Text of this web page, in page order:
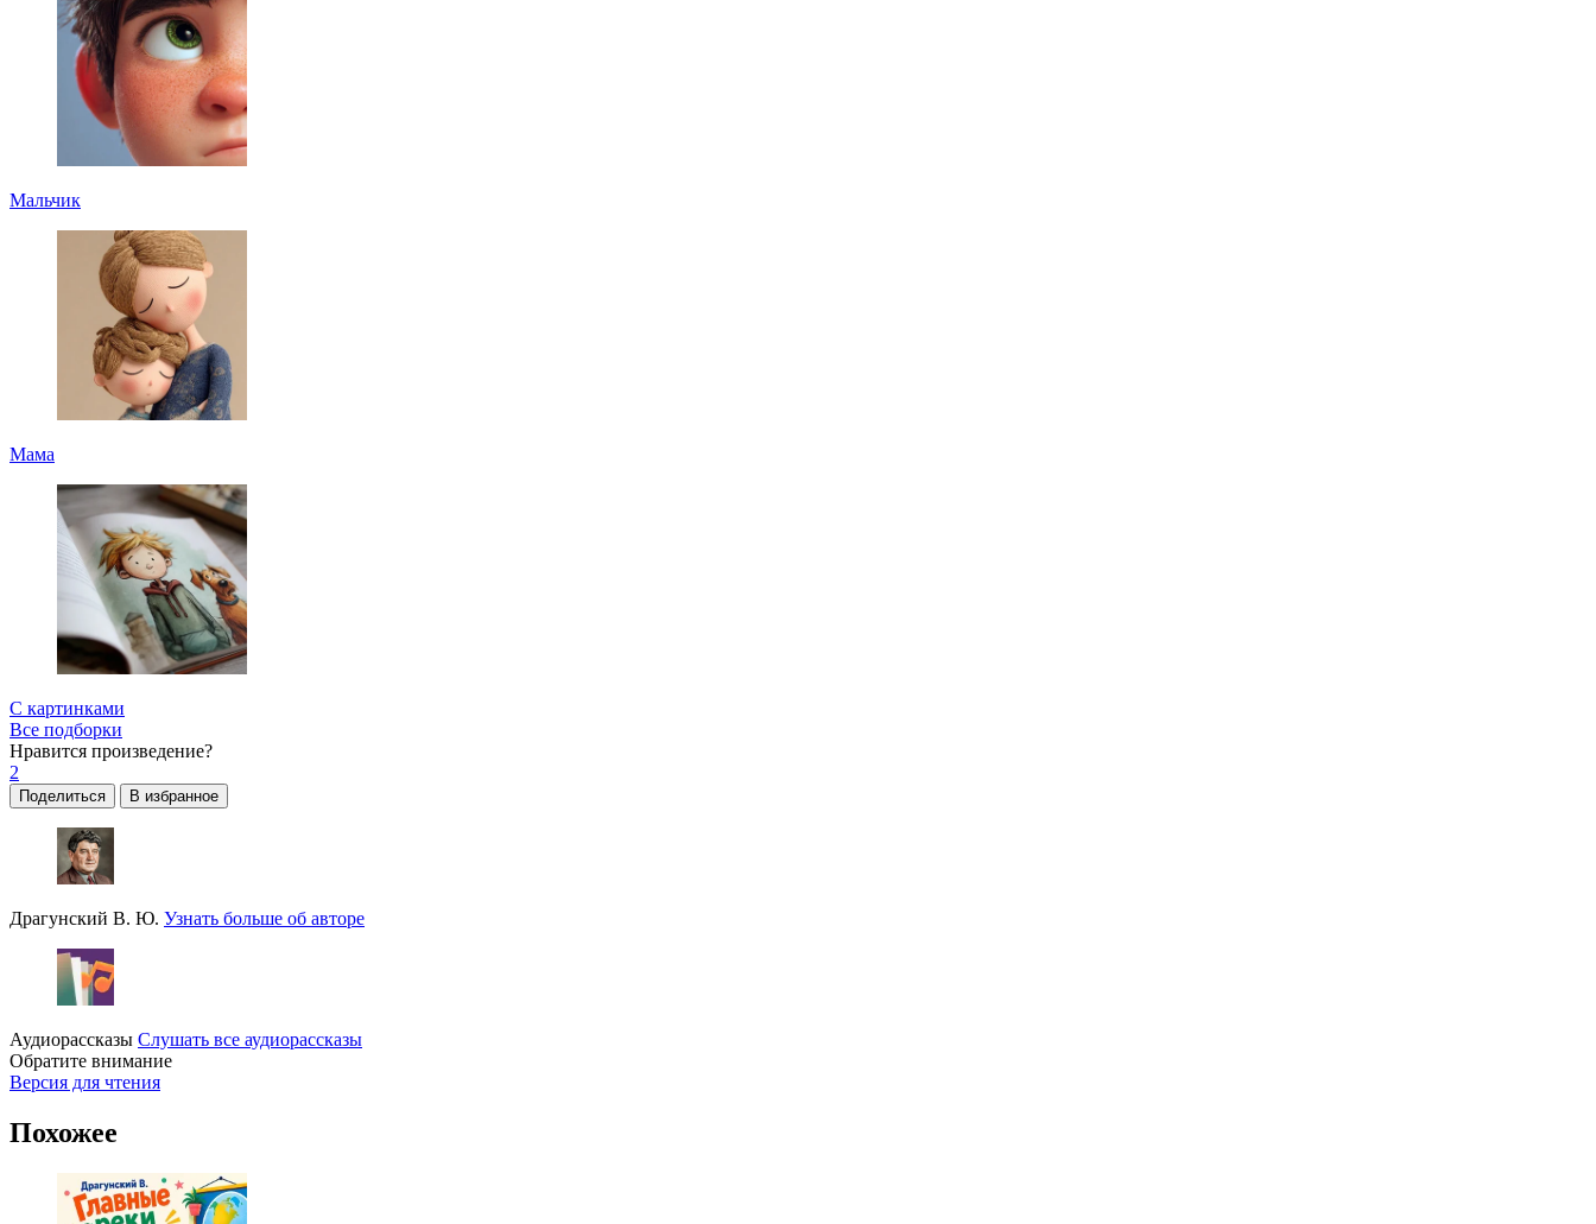
Мальчик
Мама
С картинками
Все подборки
Нравится произведение?
2
Поделиться В избранное
Драгунский В. Ю. Узнать больше об авторе
Аудиорассказы Слушать все аудиорассказы
Обратите внимание
Версия для чтения
Похожее